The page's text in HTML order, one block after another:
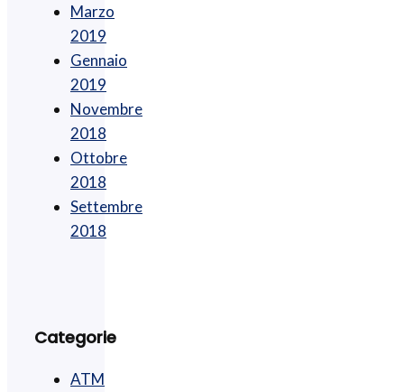
Marzo
2019
Gennaio
2019
Novembre
2018
Ottobre
2018
Settembre
2018
Categorie
ATM